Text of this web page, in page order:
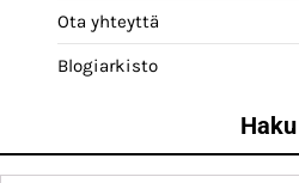
Ota yhteyttä
Blogiarkisto
Haku